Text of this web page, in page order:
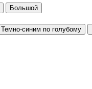
Большой
Темно-синим по голубому